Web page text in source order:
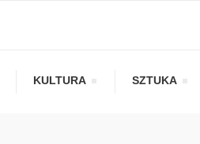
KULTURA SZTUKA